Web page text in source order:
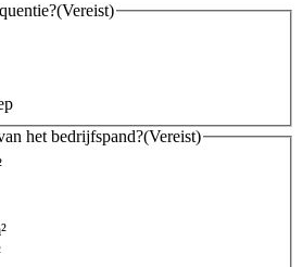
(Vereist)
het bedrijfspand?(Vereist)